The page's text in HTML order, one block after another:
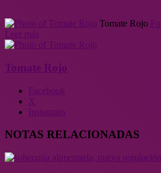
Tomate Rojo
Tomate Rojo
Facebook
X
Instagram
NOTAS RELACIONADAS